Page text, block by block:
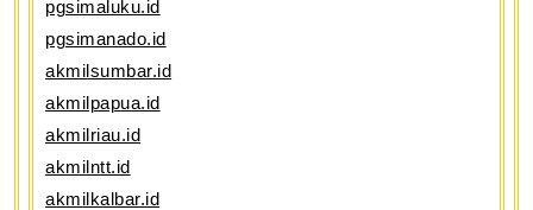
pgsimaluku.id
pgsimanado.id
akmilsumbar.id
akmilpapua.id
akmilriau.id
akmilntt.id
akmilkalbar.id